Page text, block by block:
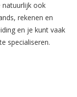
natuurlijk ook
rekenen en
en je kunt vaak
specialiseren.